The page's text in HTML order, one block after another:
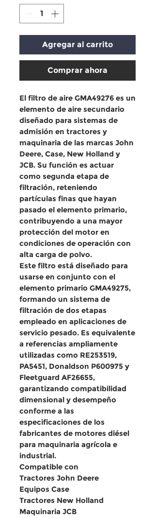
Agregar al carrito
Comprar ahora
El filtro de aire GMA49276 es un
elemento de aire secundario
diseñado para sistemas de
admisión en tractores y
maquinaria de las marcas John
Deere, Case, New Holland y
JCB. Su función es actuar
como segunda etapa de
filtración, reteniendo
partículas finas que hayan
pasado el elemento primario,
contribuyendo a una mayor
protección del motor en
condiciones de operación con
alta carga de polvo.
Este filtro está diseñado para
usarse en conjunto con el
elemento primario GMA49275,
formando un sistema de
filtración de dos etapas
empleado en aplicaciones de
servicio pesado. Es equivalente
a referencias ampliamente
utilizadas como RE253519,
PA5451, Donaldson P600975 y
Fleetguard AF26655,
garantizando compatibilidad
dimensional y desempeño
conforme a las
especificaciones de los
fabricantes de motores diésel
para maquinaria agrícola e
industrial.
Compatible con
Tractores John Deere
Equipos Case
Tractores New Holland
Maquinaria JCB